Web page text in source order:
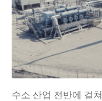
수소 산업 전반에 걸